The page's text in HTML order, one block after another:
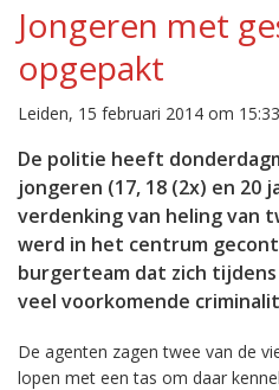
De middag van
12.00 - 18.00 uur
Vorig uur
Inklappen
Jongeren met
opgepakt
Leiden, 15 februari 2014 om
De politie heeft
jongeren (17, 18 (2x) en 20
verdenking van heling van
werd in het centrum
burgerteam dat zich
veel voorkomende
De agenten zagen twee van de
lopen met een tas om daar